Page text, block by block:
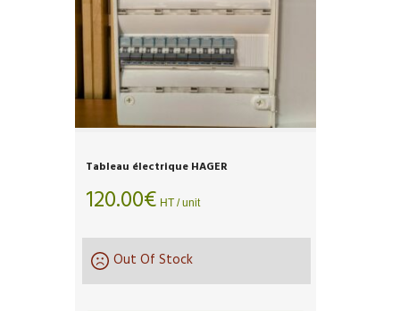
Tableau électrique HAGER
120.00€ HT / unit
Out Of Stock